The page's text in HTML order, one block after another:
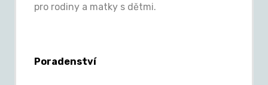
pro rodiny a matky s dětmi.
Poradenství